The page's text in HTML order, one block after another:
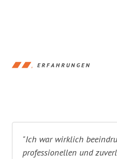
ERFAHRUNGEN
"Ich war wirklich
professionellen und